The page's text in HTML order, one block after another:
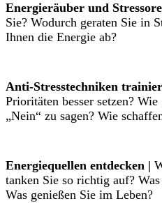
Energieräuber und
Sie? Wodurch geraten Sie in
Ihnen die Energie ab?
Anti-Stresstechniken
Prioritäten besser setzen?
„Nein“ zu sagen? Wie
Energiequellen entdecken |
tanken Sie so richtig auf?
Was genießen Sie im Leben?